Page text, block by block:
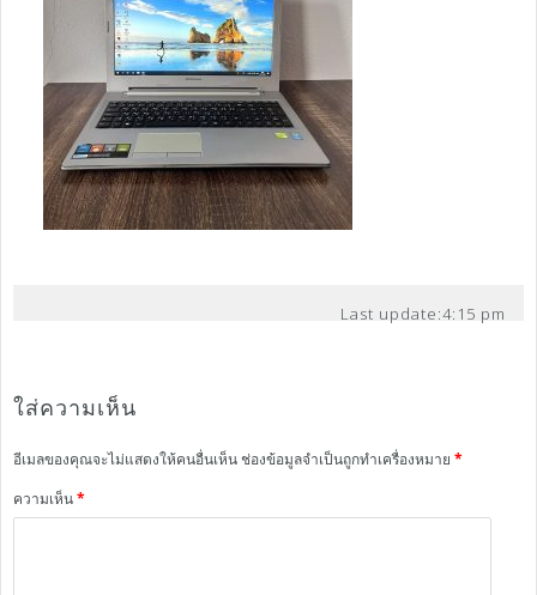
Last update:4:15 pm
ใส่ความเห็น
อีเมลของคุณจะไม่แสดงให้คนอื่นเห็นช่องข้อมูลจำเป็นถูกทำเครื่องหมาย *
ความเห็น*